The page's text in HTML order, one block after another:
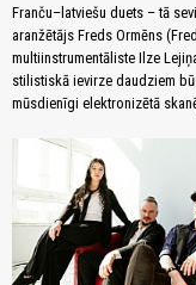
Franču–latviešu duets – tā
aranžētājs Freds Ormēns
multiinstrumentāliste Ilze
stilistiskā ievirze daudziem
mūsdienīgi elektronizētā